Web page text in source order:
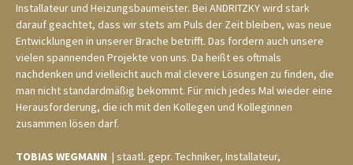
Installateur und Heizungsbaumeister. Bei ANDRITZKY wird stark
darauf geachtet, dass wir stets am Puls der Zeit bleiben, was neue
Entwicklungen in unserer Brache betrifft. Das fordern auch unsere
vielen spannenden Projekte von uns. Da heißt es oftmals
nachdenken und vielleicht auch mal clevere Lösungen zu finden, die
man nicht standardmäßig bekommt. Für mich jedes Mal wieder eine
Herausforderung, die ich mit den Kollegen und Kolleginnen
zusammen lösen darf.
TOBIAS WEGMANN | staatl. gepr. Techniker, Installateur,